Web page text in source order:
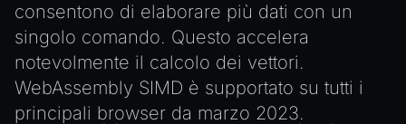
consentono di elaborare più dati con un
singolo comando. Questo accelera
notevolmente il calcolo dei vettori.
WebAssembly SIMD è supportato su tutti i
principali browser da marzo 2023.